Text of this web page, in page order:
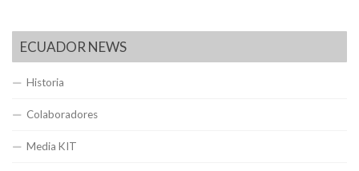
ECUADOR NEWS
Historia
Colaboradores
Media KIT